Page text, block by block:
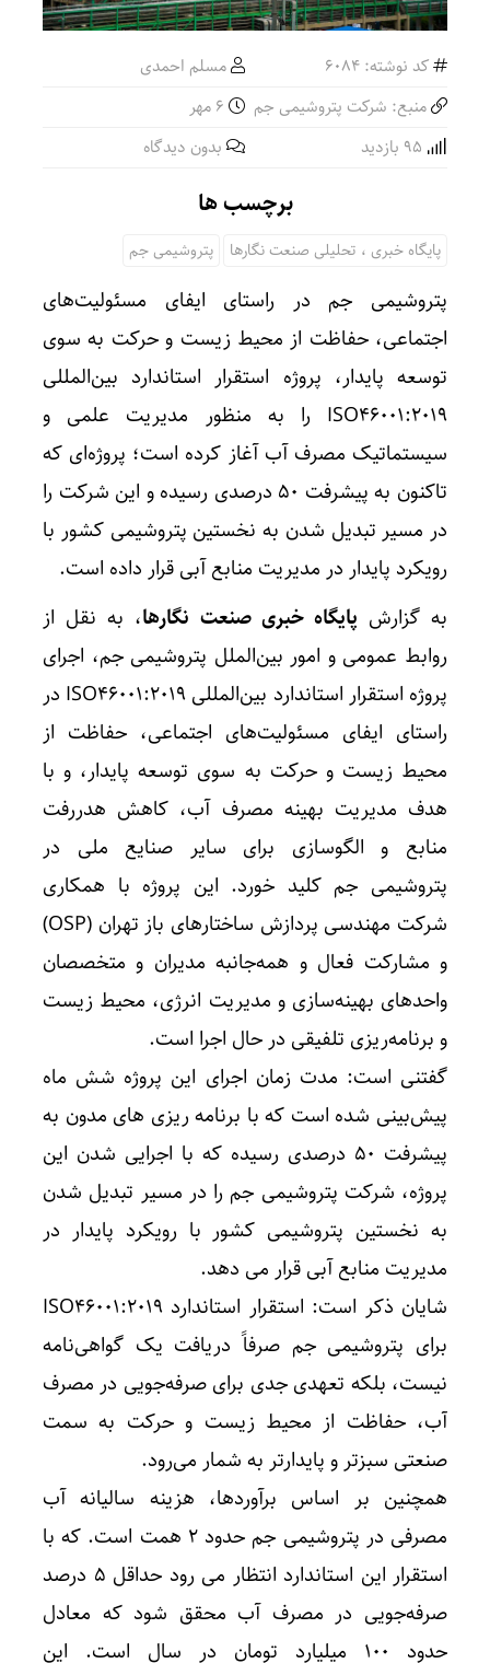
کد نوشته: 6084
مسلم احمدی
منبع: شرکت پتروشیمی جم
بدون دیدگاه
برچسب ها
پایگاه خبری ، تحلیلی صنعت نگارها پتروشیمی جم
پتروشیمی جم در راستای ایفای مسئولیت‌های
اجتماعی، حفاظت از محیط زیست و حرکت به سوی
توسعه پایدار، پروژه استقرار استاندارد بین‌المللی
ISO46001:2019 را به منظور مدیریت علمی و
سیستماتیک مصرف آب آغاز کرده است؛ پروژه‌ای که
تاکنون به پیشرفت ۵۰ درصدی رسیده و این شرکت را
در مسیر تبدیل شدن به نخستین پتروشیمی کشور با
رویکرد پایدار در مدیریت منابع آبی قرار داده است.
به گزارش پایگاه خبری صنعت نگارها، به نقل از
روابط عمومی و امور بین‌الملل پتروشیمی جم، اجرای
پروژه استقرار استاندارد بین‌المللی ISO46001:2019 در
راستای ایفای مسئولیت‌های اجتماعی، حفاظت از
محیط زیست و حرکت به سوی توسعه پایدار، و با
هدف مدیریت بهینه مصرف آب، کاهش هدررفت
منابع و الگوسازی برای سایر صنایع ملی در
پتروشیمی جم کلید خورد. این پروژه با همکاری
شرکت مهندسی پردازش ساختارهای باز تهران (OSP)
و مشارکت فعال و همه‌جانبه مدیران و متخصصان
واحدهای بهینه‌سازی و مدیریت انرژی، محیط زیست
و برنامه‌ریزی تلفیقی در حال اجرا است.
گفتنی است: مدت زمان اجرای این پروژه شش ماه
پیش‌بینی شده است که با برنامه ریزی های مدون به
پیشرفت ۵۰ درصدی رسیده که با اجرایی شدن این
پروژه، شرکت پتروشیمی جم را در مسیر تبدیل شدن
به نخستین پتروشیمی کشور با رویکرد پایدار در
مدیریت منابع آبی قرار می دهد.
شایان ذکر است: استقرار استاندارد ISO46001:2019
برای پتروشیمی جم صرفاً دریافت یک گواهی‌نامه
نیست، بلکه تعهدی جدی برای صرفه‌جویی در مصرف
آب، حفاظت از محیط زیست و حرکت به سمت
صنعتی سبزتر و پایدارتر به شمار می‌رود.
همچنین بر اساس برآوردها، هزینه سالیانه آب
مصرفی در پتروشیمی جم حدود ۲ همت است. که با
استقرار این استاندارد انتظار می رود حداقل ۵ درصد
صرفه‌جویی در مصرف آب محقق شود که معادل
حدود ۱۰۰ میلیارد تومان در سال است. این